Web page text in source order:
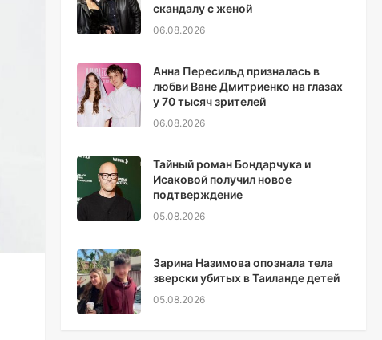
скандалу с женой
06.08.2026
Анна Пересильд призналась в
любви Ване Дмитриенко на глазах
у 70 тысяч зрителей
06.08.2026
Тайный роман Бондарчука и
Исаковой получил новое
подтверждение
05.08.2026
Зарина Назимова опознала тела
зверски убитых в Таиланде детей
05.08.2026